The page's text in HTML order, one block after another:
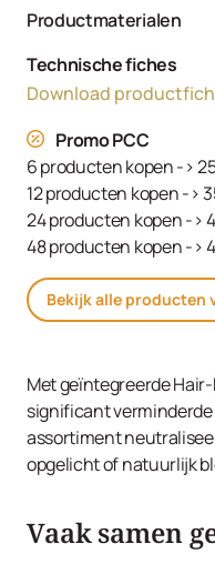
Productmaterialen
SE, Ammonium
Decyl Oleate, Sodium
Tetrasodium EDTA,
m-Aminophenol,
Propane HCl, Serine,
Sodium Hydrosulfite,
Polyquaternium-2,
PG-Dimonium Chloride
Technische fiches
Download
Promo PCC
6 producten kopen ->
12 producten kopen ->
24 producten kopen ->
48 producten kopen ->
Bekijk alle producten
Met geïntegreerde
significant
assortiment
opgelicht of natuurlijk
Vaak samen